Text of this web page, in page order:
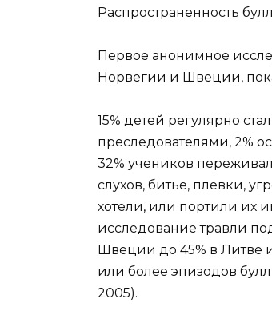
Распространенность
Первое анонимное
Норвегии и Швеции,
15% детей регулярно
преследователями, 2%
32% учеников
слухов, битье, плевки,
хотели, или портили их
исследование травли
Швеции до 45% в Литве
или более эпизодов
2005).